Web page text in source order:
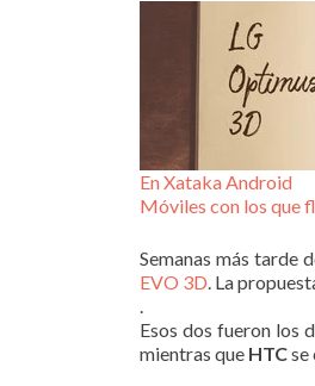
En Xataka Android
Móviles con los que
Semanas más tarde
EVO 3D. La
.
Esos dos fueron los
mientras que HTCse